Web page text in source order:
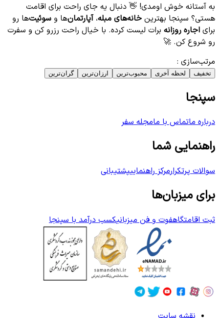
به آستانه خوش اومدی! 👋 دنبال یه جای راحت برای اقامت
هستی؟ سپنجا بهترین خانه‌های مبله،آپارتمان‌ها و سوئیت‌ها رو
برای اجاره روزانه برات لیست کرده. با خیال راحت رزرو کن و سفرت
رو شروع کن. 🚀
مرتب‌سازی :
تخفیف لحظه آخری محبوب‌ترین ارزان‌ترین گران‌ترین
سپنجا
درباره ماتماس با مامجله سفر
راهنمایی شما
سوالات پرتکرارمرکز راهنماییپشتیبانی
برای میزبان‌ها
ثبت اقامتگاهفوت و فن میزبانیکسب درآمد با سپنجا